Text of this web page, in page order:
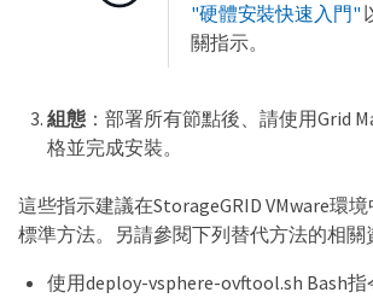
"硬體安裝快速入門"
關指示。
組態：部署所有節點後、請使用Grid
格並完成安裝。
這些指示建議在StorageGRID VMware環
標準方法。另請參閱下列替代方法的相關
使用deploy-vsphere-ovftool.sh Bash